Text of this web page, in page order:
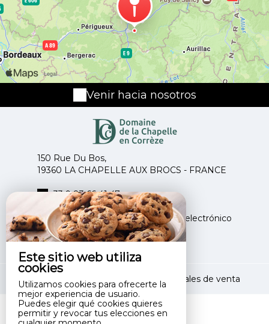
Este sitio web utiliza
cookies
Utilizamos cookies para ofrecerte la
mejor experiencia de usuario.
Puedes elegir qué cookies quieres
permitir y revocar tus elecciones en
Venir hacia nosotros
150 Rue Du Bos,
19360 LA CHAPELLE AUX BROCS - FRANCE
+33 9 83 66 41 47
+33 6 14 18 60 03
Ponerse en contacto por correo electrónico
Notas legales Condiciones generales de venta